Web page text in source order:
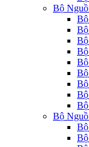
Bộ
Bộ